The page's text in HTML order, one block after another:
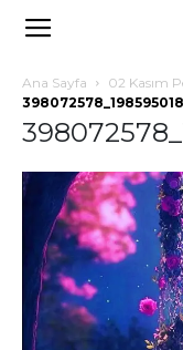
Ana Sayfa
02 Kasım